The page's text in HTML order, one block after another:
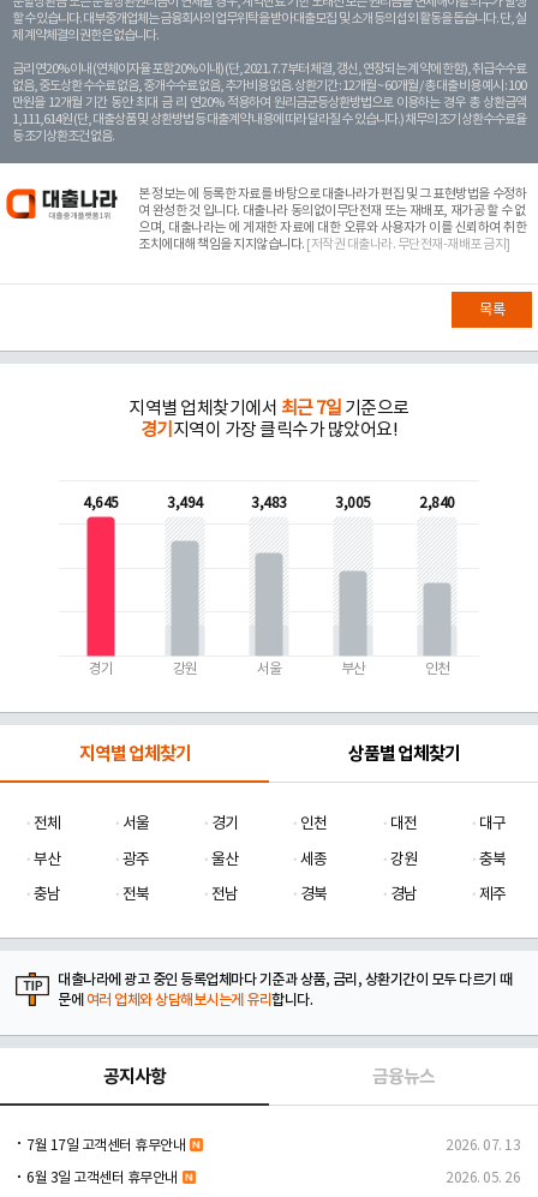
할 수 있습니다. 대부중개업체는 금융회사의 업무위탁을 받아 대출모집 및 소개 등의 섭외 활동을 돕습니다. 단, 실
제 계약체결의 권한은 없습니다.
금리 연20% 이내 (연체이자율 포함 20% 이내) (단, 2021. 7. 7부터 체결, 갱신, 연장되는 계 약에 한함), 취급수수료
없음, 중도상환 수수료 없음, 중개수수료 없음, 추가비용 없음. 상환기간 : 12개월 ~ 60개월 / 총 대출 비용 예시 : 100
만원을 12개월 기간 동안 최대 금 리 연20% 적용하여 원리금균등상환방법으로 이용하는 경우 총 상환금액
1,111,614원 (단, 대출상품 및 상환방법 등 대출계약 내용에 따라 달라질 수 있습니다.) 채무의 조기 상환수수료율
등 조기상환조건 없음.
본 정보는에 등록한 자료를 바탕으로 대출나라가 편집 및 그 표현방법을 수정하
여 완성한 것 입니다. 대출나라 동의없이무단전재 또는 재배포, 재가공 할 수 없
으며, 대출나라는 에 게재한 자료에 대한 오류와 사용자가 이를 신뢰하여 취한
조치에대해 책임을 지지않습니다. [저작권 대출나라. 무단전재-재배포 금지]
목록
지역별 업체찾기에서 최근 7일 기준으로
경기 지역이 가장 클릭수가 많았어요!
4,645
경기
3,494
강원
3,483
서울
3,005
부산
2,840
인천
지역별 업체찾기 상품별 업체찾기
전체 서울 경기 인천 대전
대구
부산
광주 울산 세종 강원
충북
충남
전북 전남 경북 경남 제주
대출나라에 광고 중인 등록업체마다 기준과 상품, 금리, 상환기간이 모두 다르기 때
문에 여러 업체와 상담해보시는게 유리합니다.
공지사항 금융뉴스
7월 17일 고객센터 휴무안내 2026. 07. 13
6월 3일 고객센터 휴무안내 2026. 05. 26